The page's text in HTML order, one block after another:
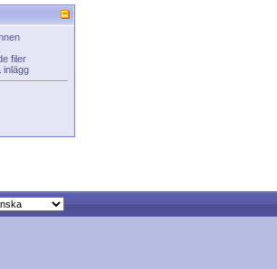
filer
inlägg